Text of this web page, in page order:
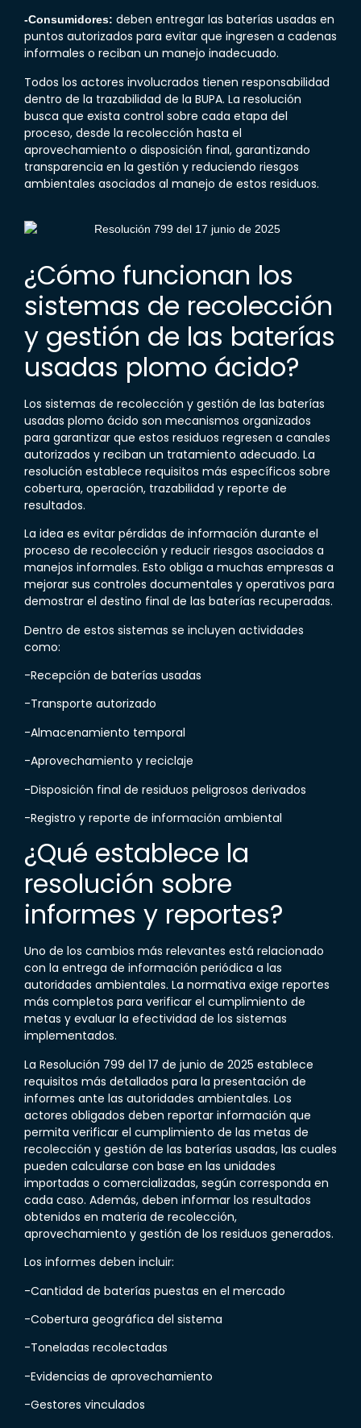
-Consumidores: deben entregar las baterías usadas en
puntos autorizados para evitar que ingresen a cadenas
informales o reciban un manejo inadecuado.
Todos los actores involucrados tienen responsabilidad
dentro de la trazabilidad de la BUPA. La resolución
busca que exista control sobre cada etapa del
proceso, desde la recolección hasta el
aprovechamiento o disposición final, garantizando
transparencia en la gestión y reduciendo riesgos
ambientales asociados al manejo de estos residuos.
¿Cómo funcionan los
sistemas de recolección
y gestión de las baterías
usadas plomo ácido?
Los sistemas de recolección y gestión de las baterías
usadas plomo ácido son mecanismos organizados
para garantizar que estos residuos regresen a canales
autorizados y reciban un tratamiento adecuado. La
resolución establece requisitos más específicos sobre
cobertura, operación, trazabilidad y reporte de
resultados.
La idea es evitar pérdidas de información durante el
proceso de recolección y reducir riesgos asociados a
manejos informales. Esto obliga a muchas empresas a
mejorar sus controles documentales y operativos para
demostrar el destino final de las baterías recuperadas.
Dentro de estos sistemas se incluyen actividades
como:
-Recepción de baterías usadas
-Transporte autorizado
-Almacenamiento temporal
-Aprovechamiento y reciclaje
-Disposición final de residuos peligrosos derivados
-Registro y reporte de información ambiental
¿Qué establece la
resolución sobre
informes y reportes?
Uno de los cambios más relevantes está relacionado
con la entrega de información periódica a las
autoridades ambientales. La normativa exige reportes
más completos para verificar el cumplimiento de
metas y evaluar la efectividad de los sistemas
implementados.
La Resolución 799 del 17 de junio de 2025 establece
requisitos más detallados para la presentación de
informes ante las autoridades ambientales. Los
actores obligados deben reportar información que
permita verificar el cumplimiento de las metas de
recolección y gestión de las baterías usadas, las cuales
pueden calcularse con base en las unidades
importadas o comercializadas, según corresponda en
cada caso. Además, deben informar los resultados
obtenidos en materia de recolección,
aprovechamiento y gestión de los residuos generados.
Los informes deben incluir:
-Cantidad de baterías puestas en el mercado
-Cobertura geográfica del sistema
-Toneladas recolectadas
-Evidencias de aprovechamiento
-Gestores vinculados